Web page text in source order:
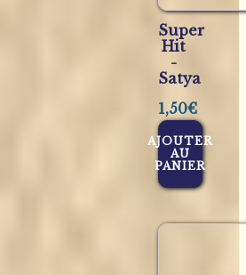
Super
Hit
-
Satya
1,50€
AJOUTER
AU
PANIER